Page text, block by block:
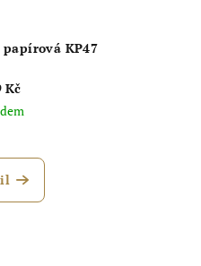
KP47
Kč